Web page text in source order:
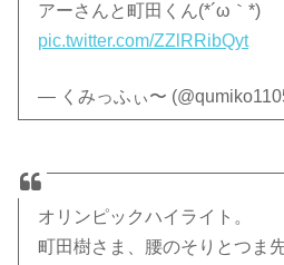
アーさんと町田くん(*´ω｀*)
pic.twitter.com/ZZlRRibQyt
— くみっふぃ〜
オリンピックハイライト。
町田樹さま、腰のそりとつま